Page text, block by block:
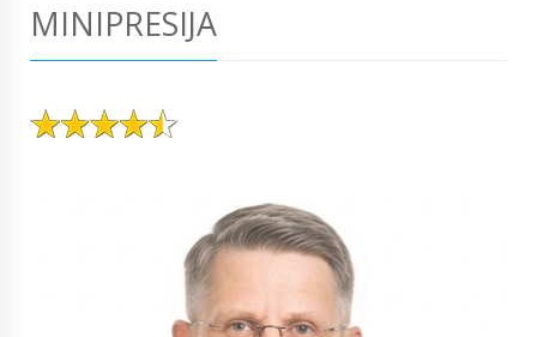
MINIPRESIJA